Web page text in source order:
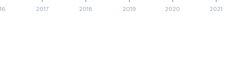
2017 2018 2019 2020 2021